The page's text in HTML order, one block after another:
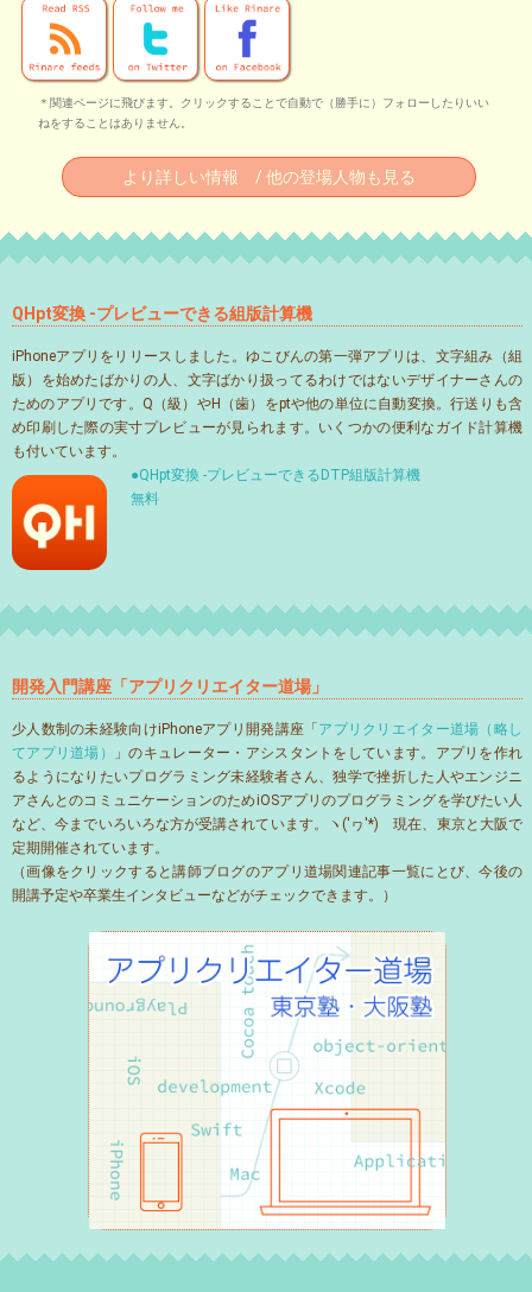
＊関連ページに飛びます。クリックすることで自動で（勝手に）フォローしたりいい
ねをすることはありません。
より詳しい情報 / 他の登場人物も見る
QHpt変換 -プレビューできる組版計算機
iPhoneアプリをリリースしました。ゆこびんの第一弾アプリは、文字組み（組
版）を始めたばかりの人、文字ばかり扱ってるわけではないデザイナーさんの
ためのアプリです。Q（級）やH（歯）をptや他の単位に自動変換。行送りも含
め印刷した際の実寸プレビューが見られます。いくつかの便利なガイド計算機
も付いています。
●QHpt変換 -プレビューできるDTP組版計算機
無料
開発入門講座「アプリクリエイター道場」
少人数制の未経験向けiPhoneアプリ開発講座「 アプリクリエイター道場（略し
てアプリ道場）
」のキュレーター・アシスタントをしています。アプリを作れ
るようになりたいプログラミング未経験者さん、独学で挫折した人やエンジニ
アさんとのコミュニケーションのためiOSアプリのプログラミングを学びたい人
など、今までいろいろな方が受講されています。ヽ('ヮ'*)ゝ現在、東京と大阪で
定期開催されています。
（画像をクリックすると講師ブログのアプリ道場関連記事一覧にとび、今後の
開講予定や卒業生インタビューなどがチェックできます。）